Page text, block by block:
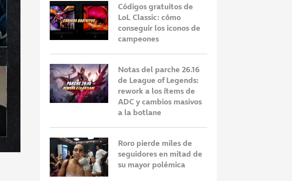
Códigos gratuitos de
LoL Classic: cómo
conseguir los iconos de
campeones
Notas del parche 26.16
de League of Legends:
rework a los ítems de
ADC y cambios masivos
a la botlane
Roro pierde miles de
seguidores en mitad de
su mayor polémica